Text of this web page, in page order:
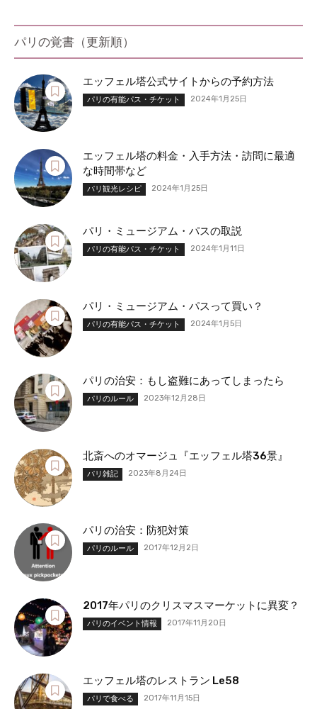
パリの覚書（更新順）
エッフェル塔公式サイトからの予約方法
パリの有能パス・チケット 2024年1月25日
エッフェル塔の料金・入手方法・訪問に最適
な時間帯など
パリ観光レシピ 2024年1月25日
パリ・ミュージアム・パスの取説
パリの有能パス・チケット 2024年1月11日
パリ・ミュージアム・パスって買い？
パリの有能パス・チケット 2024年1月5日
パリの治安：もし盗難にあってしまったら
パリのルール 2023年12月28日
北斎へのオマージュ『エッフェル塔36景』
パリ雑記 2023年8月24日
パリの治安：防犯対策
パリのルール 2017年12月2日
2017年パリのクリスマスマーケットに異変？
パリのイベント情報 2017年11月20日
エッフェル塔のレストラン Le58
パリで食べる 2017年11月15日